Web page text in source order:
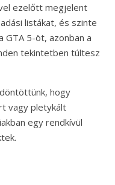
ezelőtt megjelent
listákat, és szinte
GTA 5-öt, azonban a
tekintetben túltesz
hogy
vagy pletykált
egy rendkívül